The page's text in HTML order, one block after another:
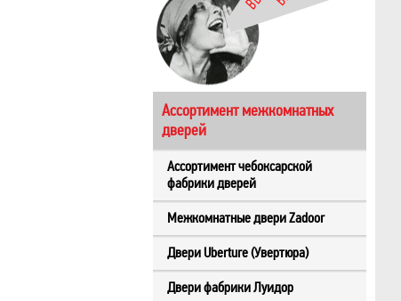
Ассортимент межкомнатных
дверей
Ассортимент чебоксарской
фабрики дверей
Межкомнатные двери Zadoor
Двери Uberture (Увертюра)
Двери фабрики Луидор